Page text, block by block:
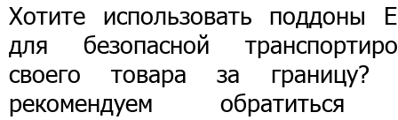
Хотите использовать поддоны
для безопасной
своего товара за
рекомендуем обратиться